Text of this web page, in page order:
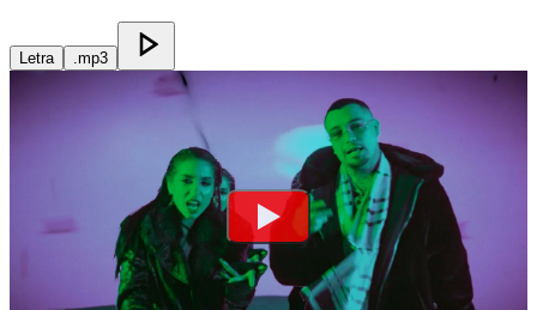
Letra .mp3